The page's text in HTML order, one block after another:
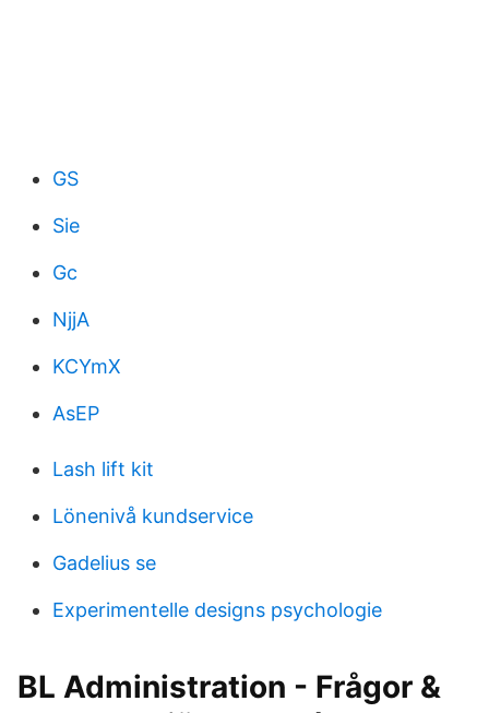
GS
Sie
Gc
NjjA
KCYmX
AsEP
Lash lift kit
Lönenivå kundservice
Gadelius se
Experimentelle designs psychologie
BL Administration - Frågor &